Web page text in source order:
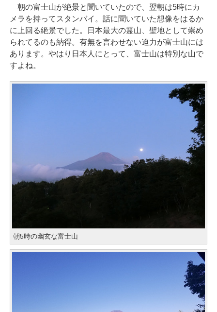
朝の富士山が絶景と聞いていたので、翌朝は5時にカ
メラを持ってスタンバイ。話に聞いていた想像をはるか
に上回る絶景でした。日本最大の霊山、聖地として崇め
られてるのも納得。有無を言わせない迫力が富士山には
あります。やはり日本人にとって、富士山は特別な山で
すよね。
朝5時の幽玄な富士山